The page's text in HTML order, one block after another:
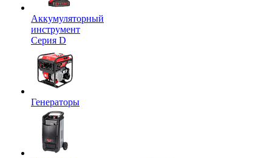
Аккумуляторный
инструмент
Серия D
Генераторы